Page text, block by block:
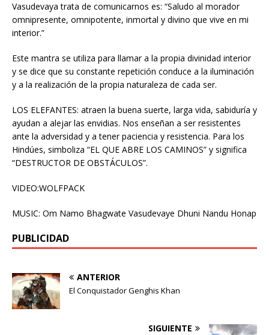
Vasudevaya trata de comunicarnos es: “Saludo al morador
omnipresente, omnipotente, inmortal y divino que vive en mi
interior.”
Este mantra se utiliza para llamar a la propia divinidad interior
y se dice que su constante repetición conduce a la iluminación
y a la realización de la propia naturaleza de cada ser.
LOS ELEFANTES: atraen la buena suerte, larga vida, sabiduría y
ayudan a alejar las envidias. Nos enseñan a ser resistentes
ante la adversidad y a tener paciencia y resistencia. Para los
Hindúes, simboliza “EL QUE ABRE LOS CAMINOS” y significa
“DESTRUCTOR DE OBSTÁCULOS”.
VIDEO:WOLFPACK
MUSIC: Om Namo Bhagwate Vasudevaye Dhuni Nandu Honap
PUBLICIDAD
ANTERIOR
El Conquistador Genghis Khan
SIGUIENTE